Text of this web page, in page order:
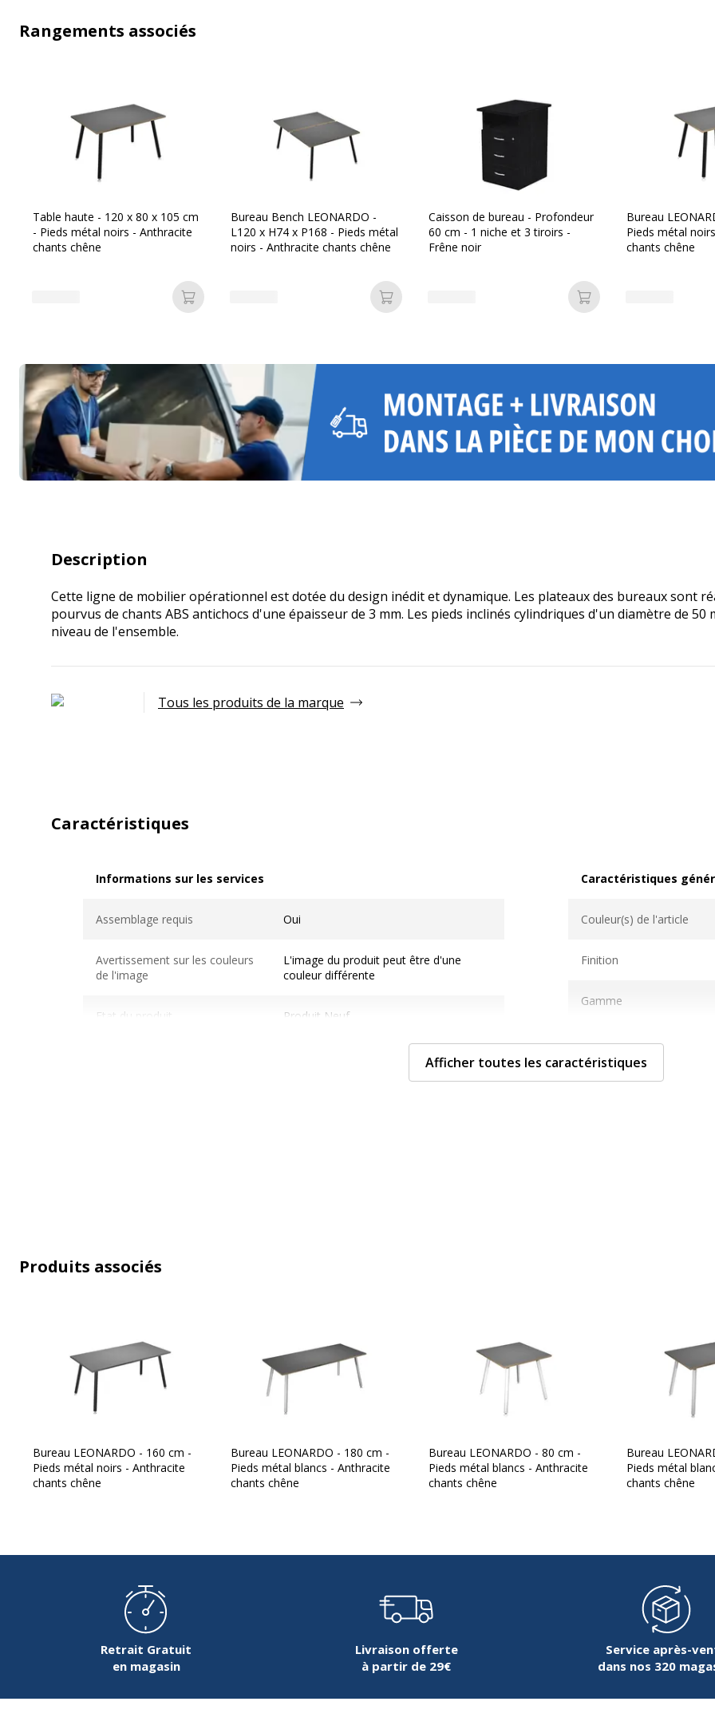
Rangements associés
Table haute - 120 x 80 x 105 cm
- Pieds métal noirs - Anthracite
chants chêne
Ajouter au panier
Bureau Bench LEONARDO -
L120 x H74 x P168 - Pieds métal
noirs - Anthracite chants chêne
Ajouter au panier
Caisson de bureau - Profondeur
60 cm - 1 niche et 3 tiroirs -
Frêne noir
Ajouter au panier
Bureau
Pieds métal
chants chêne
Description
Cette ligne de mobilier opérationnel est dotée du design inédit et dynamique. Les plateaux des bureaux sont
pourvus de chants ABS antichocs d'une épaisseur de 3 mm. Les pieds inclinés cylindriques d'un diamètre de
niveau de l'ensemble.
Tous les produits de la marque
Caractéristiques
Informations sur les services
Assemblage requis Oui
Avertissement sur les couleurs
de l'image
L'image du produit peut être d'une
couleur différente
Etat du produit Produit Neuf
Caractéristiques
Couleur(s) de l'article
Finition
Gamme
Modèle
Quantité incluse
Caractéristiques de la surface supérieure
Couleur Anthracite
Densité panneaux 750 kg/m3
Forme Rectangulaire
Matériau Panneau de particules
Nature de la Finition surface supèrieur Mélamine
Profondeur
Référence produit fabricant
Afficher toutes les caractéristiques
Produits associés
Bureau LEONARDO - 160 cm -
Pieds métal noirs - Anthracite
chants chêne
Bureau LEONARDO - 180 cm -
Pieds métal blancs - Anthracite
chants chêne
Bureau LEONARDO - 80 cm -
Pieds métal blancs - Anthracite
chants chêne
Bureau
Pieds métal
chants chêne
Retrait Gratuit
en magasin
Livraison offerte
à partir de 29€
Service après-
dans nos 320